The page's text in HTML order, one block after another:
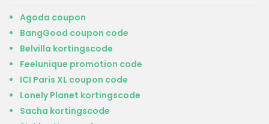
Agoda coupon
BangGood coupon code
Belvilla kortingscode
Feelunique promotion code
ICI Paris XL coupon code
Lonely Planet kortingscode
Sacha kortingscode